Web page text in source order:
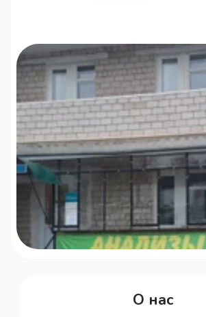
О нас